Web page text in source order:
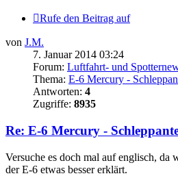
Rufe den Beitrag auf
von J.M.
7. Januar 2014 03:24
Forum: Luftfahrt- und
Thema: E-6 Mercury -
Antworten: 4
Zugriffe: 8935
Re: E-6 Mercury -
Versuche es doch mal auf englisch, da
der E-6 etwas besser erklärt.